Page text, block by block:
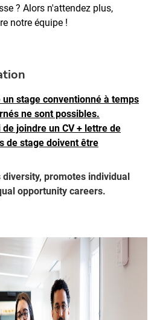
? Alors n'attendez plus,
notre équipe !
stage conventionné à temps
ne sont possibles.
joindre un CV + lettre de
de stage doivent être
diversity, promotes individual
opportunity careers.